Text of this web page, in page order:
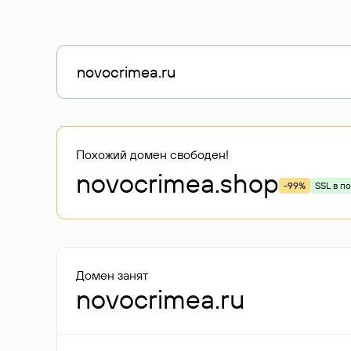
Похожий домен свободен!
novocrimea.shop -99% SSL в
Домен занят
novocrimea.ru